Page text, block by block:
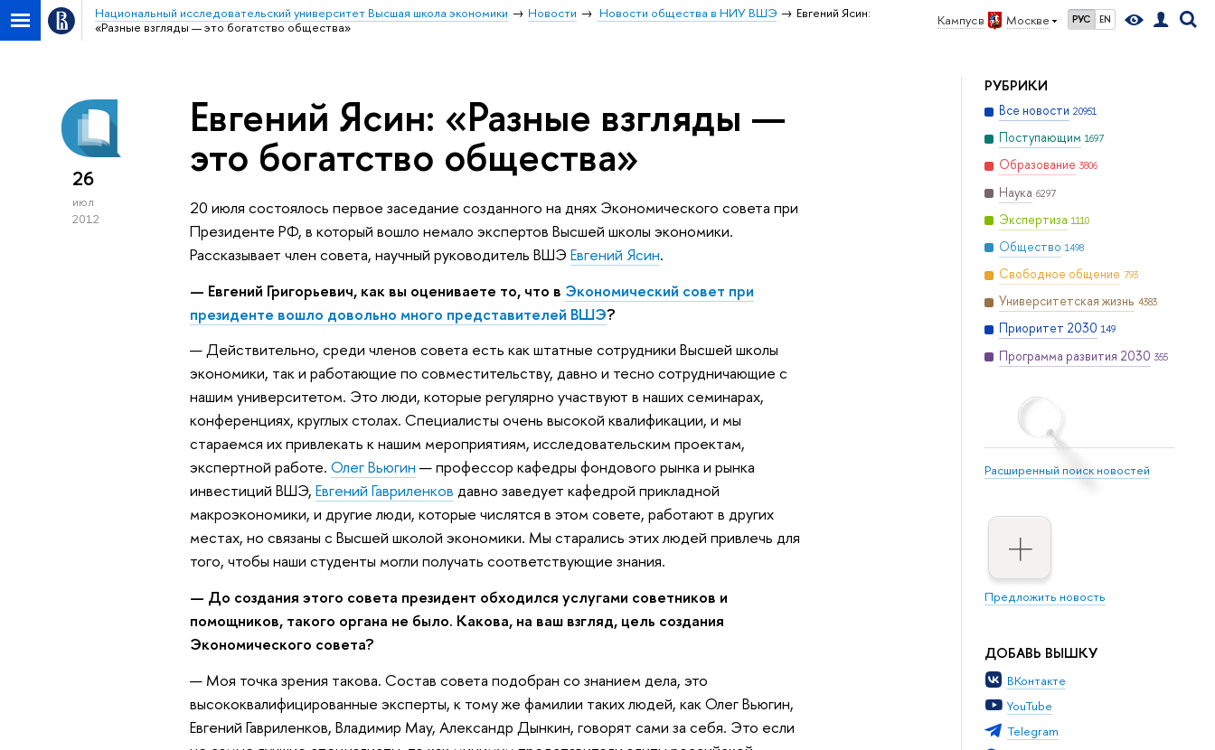
Кампус в Москве РУС EN
Национальный исследовательский университет Высшая школа экономики Новости Новости общества в НИУ ВШЭ
Евгений Ясин:
«Разные взгляды — это богатство общества»
РУБРИКИ
Все новости 20951
Поступающим 1697
Образование 3806
Наука 6297
Экспертиза 1110
Общество 1498
Свободное общение 793
Университетская жизнь 4383
Приоритет 2030 149
Программа развития 2030 355
Расширенный поиск новостей
Предложить новость
ДОБАВЬ ВЫШКУ
ВКонтакте
YouTube
Telegram
26
июл
2012
Евгений Ясин: «Разные взгляды —
это богатство общества»
20 июля состоялось первое заседание созданного на днях Экономического совета при
Президенте РФ, в который вошло немало экспертов Высшей школы экономики.
Рассказывает член совета, научный руководитель ВШЭ Евгений Ясин.
— Евгений Григорьевич, как вы оцениваете то, что в Экономический совет при
президенте вошло довольно много представителей ВШЭ?
— Действительно, среди членов совета есть как штатные сотрудники Высшей школы
экономики, так и работающие по совместительству, давно и тесно сотрудничающие с
нашим университетом. Это люди, которые регулярно участвуют в наших семинарах,
конференциях, круглых столах. Специалисты очень высокой квалификации, и мы
стараемся их привлекать к нашим мероприятиям, исследовательским проектам,
экспертной работе. Олег Вьюгин — профессор кафедры фондового рынка и рынка
инвестиций ВШЭ, Евгений Гавриленков давно заведует кафедрой прикладной
макроэкономики, и другие люди, которые числятся в этом совете, работают в других
местах, но связаны с Высшей школой экономики. Мы старались этих людей привлечь для
того, чтобы наши студенты могли получать соответствующие знания.
— До создания этого совета президент обходился услугами советников и
помощников, такого органа не было. Какова, на ваш взгляд, цель создания
Экономического совета?
— Моя точка зрения такова. Состав совета подобран со знанием дела, это
высококвалифицированные эксперты, к тому же фамилии таких людей, как Олег Вьюгин,
Евгений Гавриленков, Владимир Мау, Александр Дынкин, говорят сами за себя. Это если